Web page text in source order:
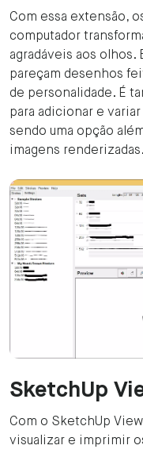
Com essa extensão,
computador
agradáveis aos olhos.
pareçam desenhos
de personalidade. É
para adicionar e
sendo uma opção
imagens renderizadas.
SketchUp
Com o SketchUp
visualizar e imprimir